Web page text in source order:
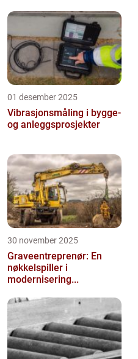
01 desember 2025
Vibrasjonsmåling i bygge-
og anleggsprosjekter
30 november 2025
Graveentreprenør: En
nøkkelspiller i
modernisering...